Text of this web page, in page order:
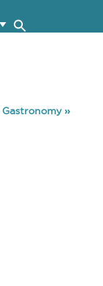
Gastronomy»